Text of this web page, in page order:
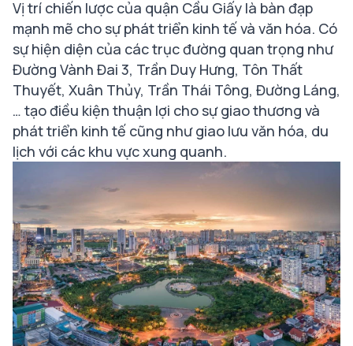
Vị trí chiến lược của quận Cầu Giấy là bàn đạp
mạnh mẽ cho sự phát triển kinh tế và văn hóa. Có
sự hiện diện của các trục đường quan trọng như
Đường Vành Đai 3, Trần Duy Hưng, Tôn Thất
Thuyết, Xuân Thủy, Trần Thái Tông, Đường Láng,
… tạo điều kiện thuận lợi cho sự giao thương và
phát triển kinh tế cũng như giao lưu văn hóa, du
lịch với các khu vực xung quanh.